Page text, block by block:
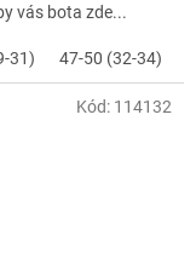
vás bota zde...
31) 47-50 (32-34)
Kód: 114132